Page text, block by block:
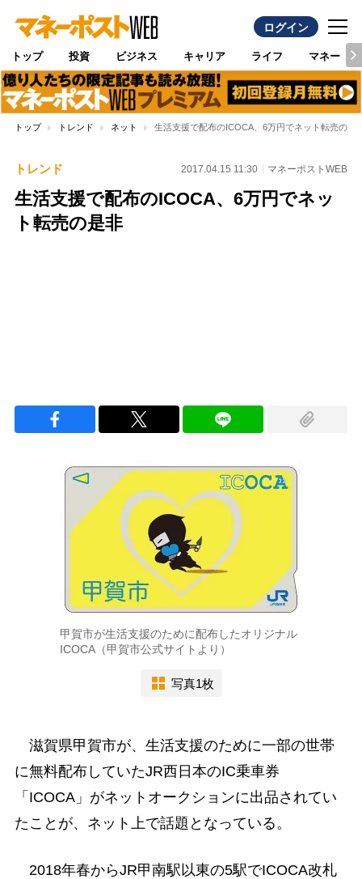
ログイン
トップ 投資 ビジネス キャリア ライフ マネー
トップ トレンド ネット 生活支援で配布のICOCA、6万円でネット転売の是
トレンド 2017.04.15 11:30 マネーポストWEB
生活支援で配布のICOCA、6万円でネッ
ト転売の是非
甲賀市が生活支援のために配布したオリジナル
ICOCA（甲賀市公式サイトより）
写真1枚
滋賀県甲賀市が、生活支援のために一部の世帯
に無料配布していたJR西日本のIC乗車券
「ICOCA」がネットオークションに出品されてい
たことが、ネット上で話題となっている。
2018年春からJR甲南駅以東の5駅でICOCA改札